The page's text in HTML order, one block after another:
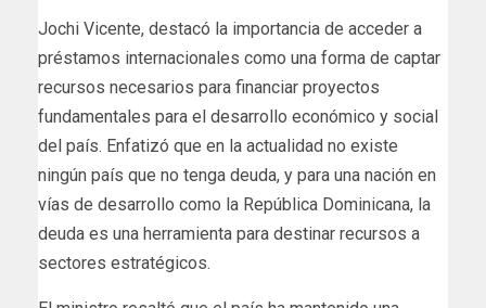
Jochi Vicente, destacó la importancia de acceder a
préstamos internacionales como una forma de captar
recursos necesarios para financiar proyectos
fundamentales para el desarrollo económico y social
del país. Enfatizó que en la actualidad no existe
ningún país que no tenga deuda, y para una nación en
vías de desarrollo como la República Dominicana, la
deuda es una herramienta para destinar recursos a
sectores estratégicos.